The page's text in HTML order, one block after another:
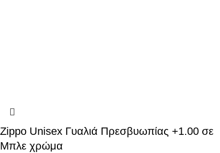
Zippo Unisex Γυαλιά Πρεσβυωπίας +1.00 σε
Μπλε χρώμα